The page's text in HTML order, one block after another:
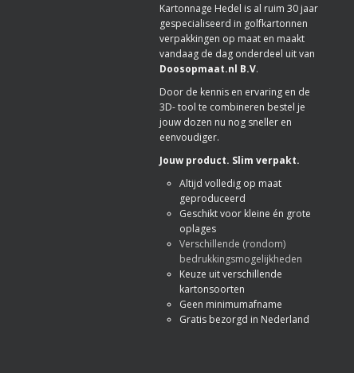
Kartonnage Hedel is al ruim 30 jaar
gespecialiseerd in golfkartonnen
verpakkingen op maat en maakt
vandaag de dag onderdeel uit van
Doosopmaat.nl B.V.
Door de kennis en ervaring en de
3D- tool te combineren bestel je
jouw dozen nu nog sneller en
eenvoudiger.
Jouw product. Slim verpakt.
Altijd volledig op maat
geproduceerd
Geschikt voor kleine én grote
oplages
Verschillende (rondom)
bedrukkingsmogelijkheden
Keuze uit verschillende
kartonsoorten
Geen minimumafname
Gratis bezorgd in Nederland